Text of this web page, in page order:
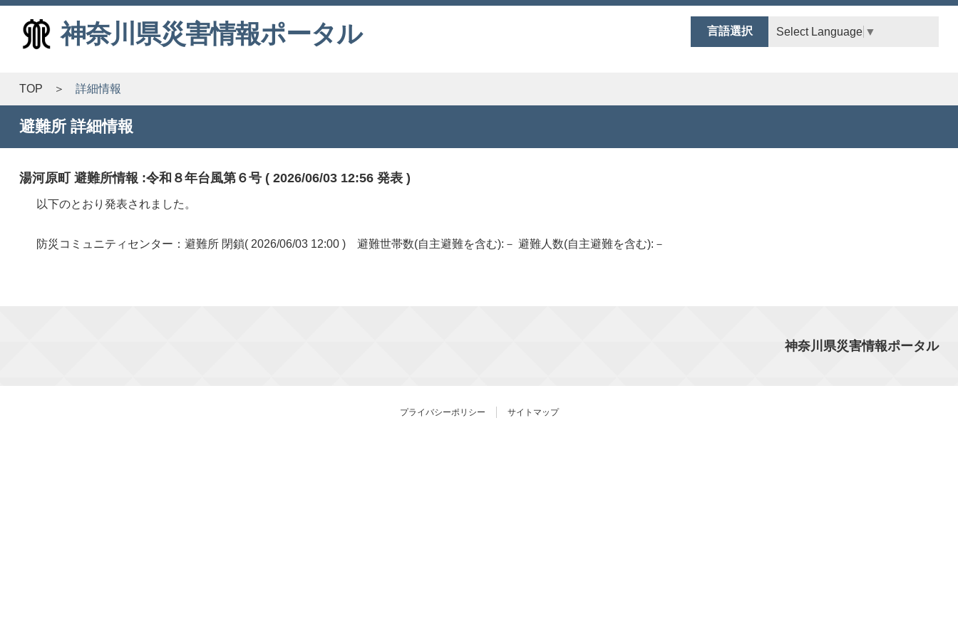
言語選択 Select Language ▼
神奈川県災害情報ポータル
TOP 詳細情報
避難所 詳細情報
湯河原町 避難所情報 :令和８年台風第６号 ( 2026/06/03 12:56 発表 )
以下のとおり発表されました。
防災コミュニティセンター：避難所 閉鎖( 2026/06/03 12:00 ) 避難世帯数(自主避難を含む):－ 避難人数(自主避難を含む):－
神奈川県災害情報ポータル
プライバシーポリシー サイトマップ